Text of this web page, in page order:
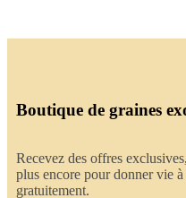
Boutique de graines
Recevez des offres
plus encore pour donner vie
gratuitement.